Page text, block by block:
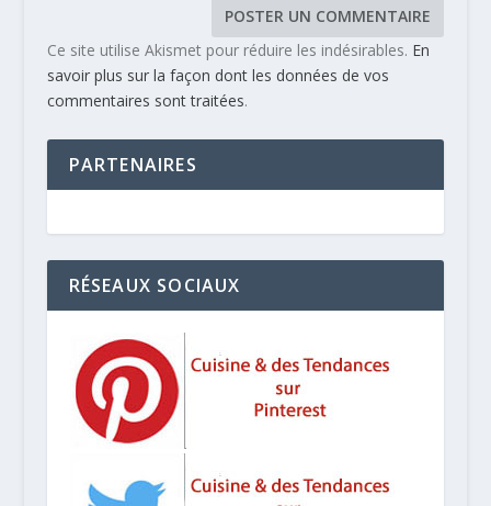
Ce site utilise Akismet pour réduire les indésirables. En
savoir plus sur la façon dont les données de vos
commentaires sont traitées.
PARTENAIRES
RÉSEAUX SOCIAUX